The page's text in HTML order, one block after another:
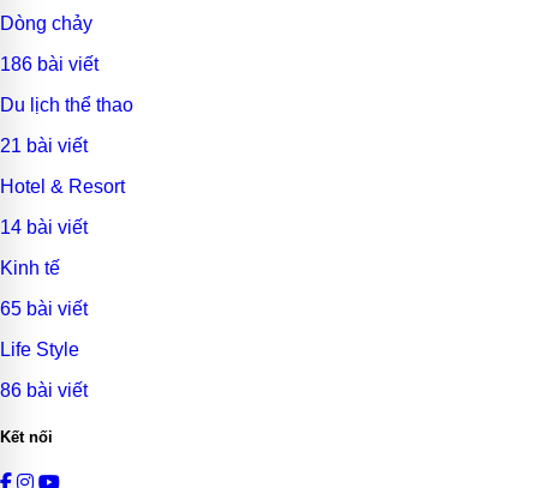
Dòng chảy
186 bài viết
Du lịch thể thao
21 bài viết
Hotel & Resort
14 bài viết
Kinh tế
65 bài viết
Life Style
86 bài viết
Kết nối